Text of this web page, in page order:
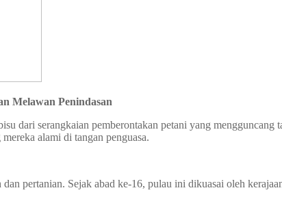
Melawan Penindasan
dari serangkaian pemberontakan petani yang
alami di tangan penguasa.
pertanian. Sejak abad ke-16, pulau ini dikuasai oleh